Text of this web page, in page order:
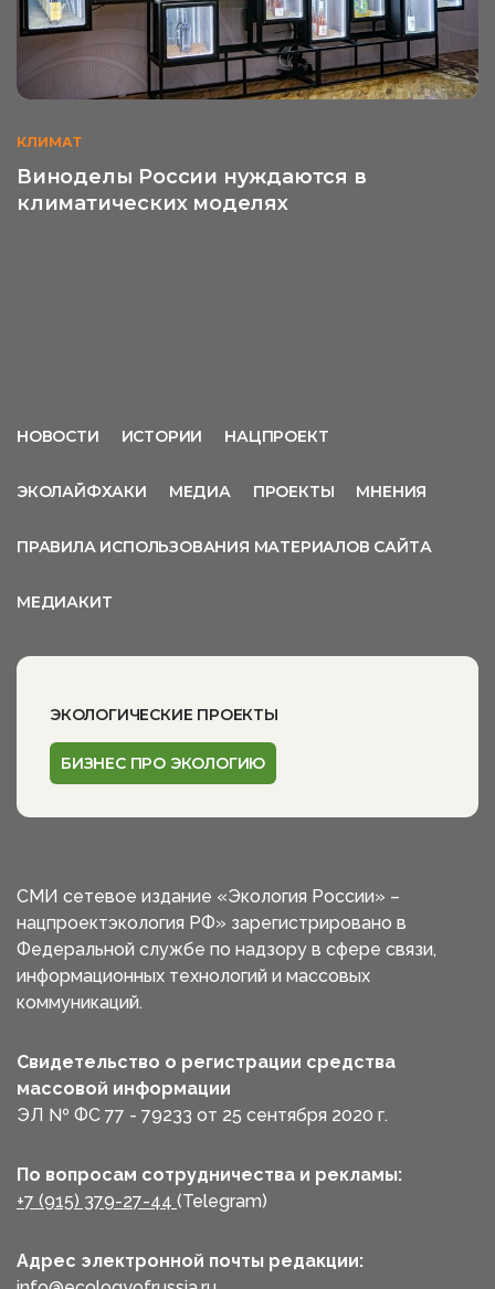
КЛИМАТ
Виноделы России нуждаются в
климатических моделях
НОВОСТИ ИСТОРИИ НАЦПРОЕКТ
ЭКОЛАЙФХАКИ МЕДИА ПРОЕКТЫ МНЕНИЯ
ПРАВИЛА ИСПОЛЬЗОВАНИЯ МАТЕРИАЛОВ САЙТА
МЕДИАКИТ
ЭКОЛОГИЧЕСКИЕ ПРОЕКТЫ
БИЗНЕС ПРО ЭКОЛОГИЮ
СМИ сетевое издание «Экология России» –
нацпроектэкология РФ» зарегистрировано в
Федеральной службе по надзору в сфере связи,
информационных технологий и массовых
коммуникаций.
Свидетельство о регистрации средства
массовой информации
ЭЛ № ФС 77 - 79233 от 25 сентября 2020 г.
По вопросам сотрудничества и рекламы:
+7 (915) 379-27-44 (Telegram)
Адрес электронной почты редакции: